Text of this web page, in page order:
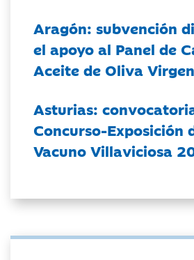
Aragón: subvención
el apoyo al Panel de
Aceite de Oliva
Asturias:
Concurso-Exposición
Vacuno Villaviciosa